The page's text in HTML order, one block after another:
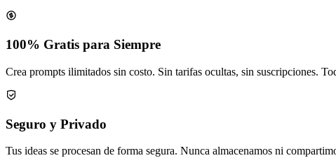
100% Gratis para Siempre
Crea prompts ilimitados sin costo. Sin tarifas ocultas, sin suscripciones.
Seguro y Privado
Tus ideas se procesan de forma segura. Nunca almacenamos ni